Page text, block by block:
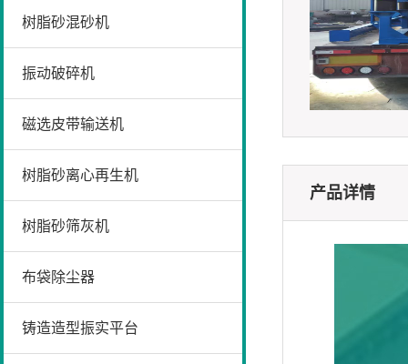
树脂砂混砂机
振动破碎机
磁选皮带输送机
树脂砂离心再生机
树脂砂筛灰机
布袋除尘器
铸造造型振实平台
产品详情